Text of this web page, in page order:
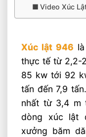
Video Xúc
Xúc lật 946
thực tế từ 2,2-
85 kw tới 92
tấn đến 7,9
nhất từ 3,4 m
dòng xúc lật
xưởng băm